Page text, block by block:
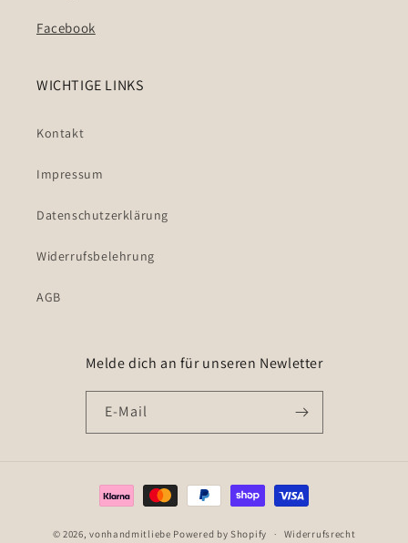
Facebook
WICHTIGE LINKS
Kontakt
Impressum
Datenschutzerklärung
Widerrufsbelehrung
AGB
Melde dich an für unseren Newletter
E-Mail
Zahlungsmethoden
© 2026,vonhandmitliebe Powered by Shopify Widerrufsrecht